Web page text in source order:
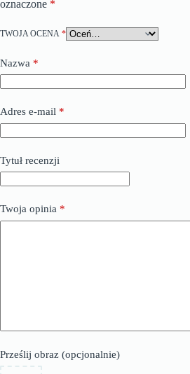
oznaczone *
TWOJA OCENA *
Nazwa *
Adres e-mail *
Tytuł recenzji
Twoja opinia *
Prześlij obraz (opcjonalnie)